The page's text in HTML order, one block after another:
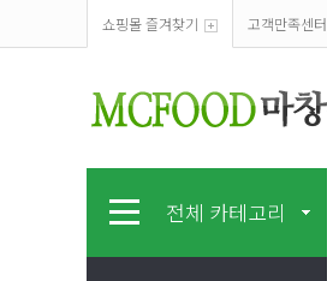
쇼핑몰 즐겨찾기 고객만족센터
전체 카테고리